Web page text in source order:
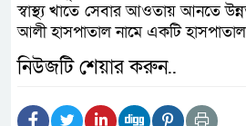
স্বাস্থ্য খাতে সেবার আওতায় আনতে
আলী হাসপাতাল নামে একটি হাসপাতাল
নিউজটি শেয়ার করুন..